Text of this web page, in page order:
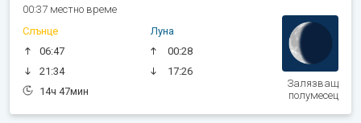
00:37 местно време
Слънце
06:47
21:34
14ч 47мин
Луна
00:28
17:26
Залязващ
полумесец